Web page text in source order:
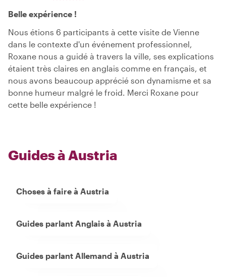
Belle expérience !
Nous étions 6 participants à cette visite de Vienne
dans le contexte d'un événement professionnel,
Roxane nous a guidé à travers la ville, ses explications
étaient très claires en anglais comme en français, et
nous avons beaucoup apprécié son dynamisme et sa
bonne humeur malgré le froid. Merci Roxane pour
cette belle expérience !
Guides à Austria
Choses à faire à Austria
Guides parlant Anglais à Austria
Guides parlant Allemand à Austria